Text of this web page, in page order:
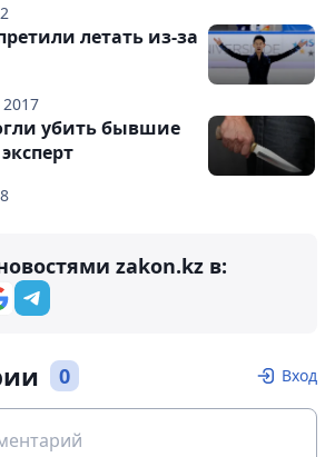
летать из-за
убить бывшие
zakon.kz в:
0 Вход